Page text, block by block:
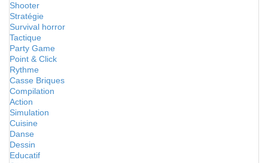
Shooter
Stratégie
Survival horror
Tactique
Party Game
Point & Click
Rythme
Casse Briques
Compilation
Action
Simulation
Cuisine
Danse
Dessin
Educatif